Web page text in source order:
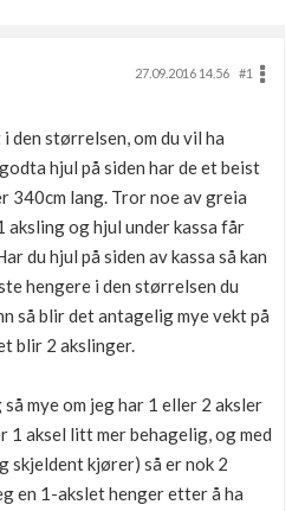
27.09.2016 14.56
#1
den størrelsen, om du vil ha
hjul på siden har de et beist
340cm lang. Tror noe av greia
aksling og hjul under kassa får
du hjul på siden av kassa så kan
hengere i den størrelsen du
så blir det antagelig mye vekt på
blir 2 akslinger.
mye om jeg har 1 eller 2 aksler
aksel litt mer behagelig, og med
skjeldent kjører) så er nok 2
en 1-akslet henger etter å ha